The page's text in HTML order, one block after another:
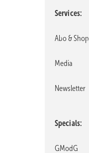
Services
Abo & Shop
Media
Newsletter
Specials
GModG